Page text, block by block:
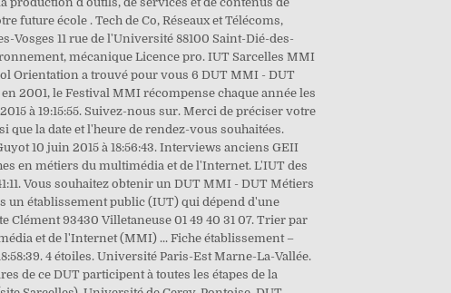
future école . Tech de Co, Réseaux et Télécoms,
Vosges 11 rue de l'Université 88100 Saint-Dié-des-
mécanique Licence pro. IUT Sarcelles MMI
Orientation a trouvé pour vous 6 DUT MMI - DUT
2001, le Festival MMI récompense chaque année les
à 19:15:55. Suivez-nous sur. Merci de préciser votre
la date et l'heure de rendez-vous souhaitées.
10 juin 2015 à 18:56:43. Interviews anciens GEII
en métiers du multimédia et de l'Internet. L'IUT des
Vous souhaitez obtenir un DUT MMI - DUT Métiers
un établissement public (IUT) qui dépend d'une
Clément 93430 Villetaneuse 01 49 40 31 07. Trier par
et de l'Internet (MMI) ... Fiche établissement –
4 étoiles. Université Paris-Est Marne-La-Vallée.
de ce DUT participent à toutes les étapes de la